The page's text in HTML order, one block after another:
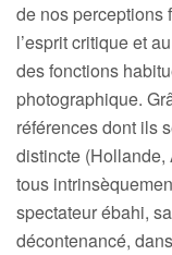
de nos perceptions
l’esprit critique et
des fonctions
photographique.
références dont ils
distincte (Hollande,
tous
spectateur ébahi,
décontenancé,